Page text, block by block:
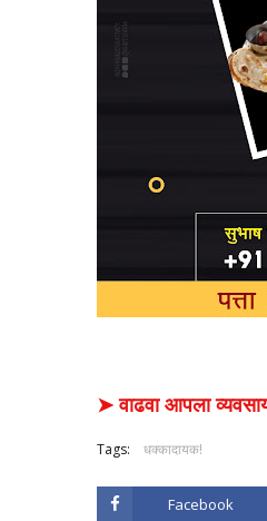
➤ वाढवा आपला
Tags: धक्कादायक!
Facebook